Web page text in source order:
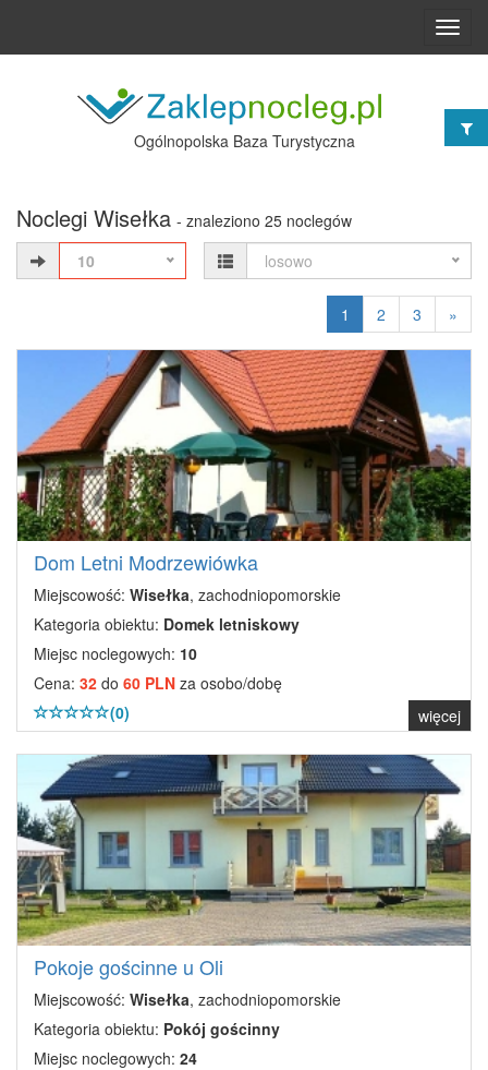
Ogólnopolska Baza Turystyczna
Noclegi Wisełka - znaleziono 25 noclegów
10
losowo
1 2 3 »
Dom Letni Modrzewiówka
Miejscowość: Wisełka, zachodniopomorskie
Kategoria obiektu: Domek letniskowy
Miejsc noclegowych: 10
Cena: 32 do 60 PLN za osobo/dobę
(0)
więcej
Pokoje gościnne u Oli
Miejscowość: Wisełka, zachodniopomorskie
Kategoria obiektu: Pokój gościnny
Miejsc noclegowych: 24